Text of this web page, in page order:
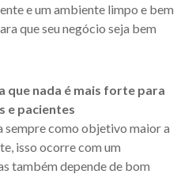
e um ambiente limpo e bem
que seu negócio seja bem
que nada é mais forte para
e pacientes
sempre como objetivo maior a
isso ocorre com um
também depende de bom